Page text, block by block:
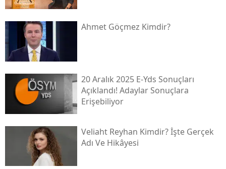
Ahmet Göçmez Kimdir?
20 Aralık 2025 E-Yds Sonuçları
Açıklandı! Adaylar Sonuçlara
Erişebiliyor
Veliaht Reyhan Kimdir? İşte Gerçek
Adı Ve Hikâyesi